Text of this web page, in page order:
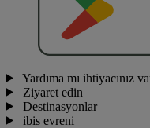
Yardıma mı ihtiyacınız
Ziyaret edin
Destinasyonlar
ibis evreni